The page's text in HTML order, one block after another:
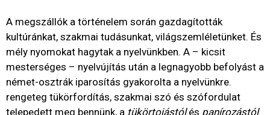
A megszállók a történelem során gazdagították
kultúránkat, szakmai tudásunkat, világszemléletünket. És
mély nyomokat hagytak a nyelvünkben. A – kicsit
mesterséges – nyelvújítás után a legnagyobb befolyást a
német-osztrák iparosítás gyakorolta a nyelvünkre.
rengeteg tükörfordítás, szakmai szó és szófordulat
telepedett meg bennünk, a tükörtojástólés panírozástól